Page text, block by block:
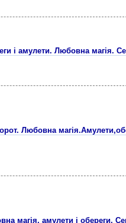
і амулети. Любовна магія.
Любовна
магія, амулети і обереги.